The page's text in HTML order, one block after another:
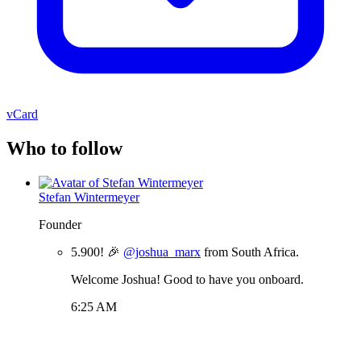
vCard
Who to follow
Stefan Wintermeyer
Founder
5.900! 🎉 @joshua_marx from South Africa.
Welcome Joshua! Good to have you onboard.
6:25 AM